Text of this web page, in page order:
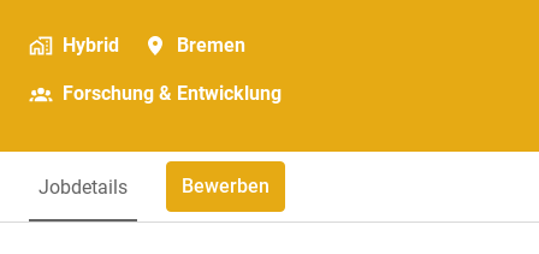
Hybrid Bremen
Forschung & Entwicklung
Jobdetails Bewerben